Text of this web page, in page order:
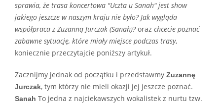
sprawia, że trasa koncertowa "Uczta u Sanah" jest show
jakiego jeszcze w naszym kraju nie było? Jak wygląda
współpraca z Zuzanną Jurczak (Sanah)?oraz chcecie poznać
zabawne sytuację, które miały miejsce podczas trasy,
koniecznie przeczytajcie poniższy artykuł.
Zacznijmy jednak od początku i przedstawmy Zuzannę
Jurczak, tym którzy nie mieli okazji jej jeszcze poznać.
Sanah To jedna z najciekawszych wokalistek z nurtu tzw.